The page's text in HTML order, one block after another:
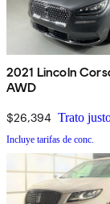
2021 Lincoln
AWD
$26,394 Trato
Incluye tarifas de conc.